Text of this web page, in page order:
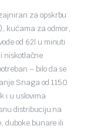
za opskrbu
kućama za odmor,
od 62l u minuti
niskotlačne
– bilo da se
od 1150
i u uslovima
distribuciju na
duboke bunare ili